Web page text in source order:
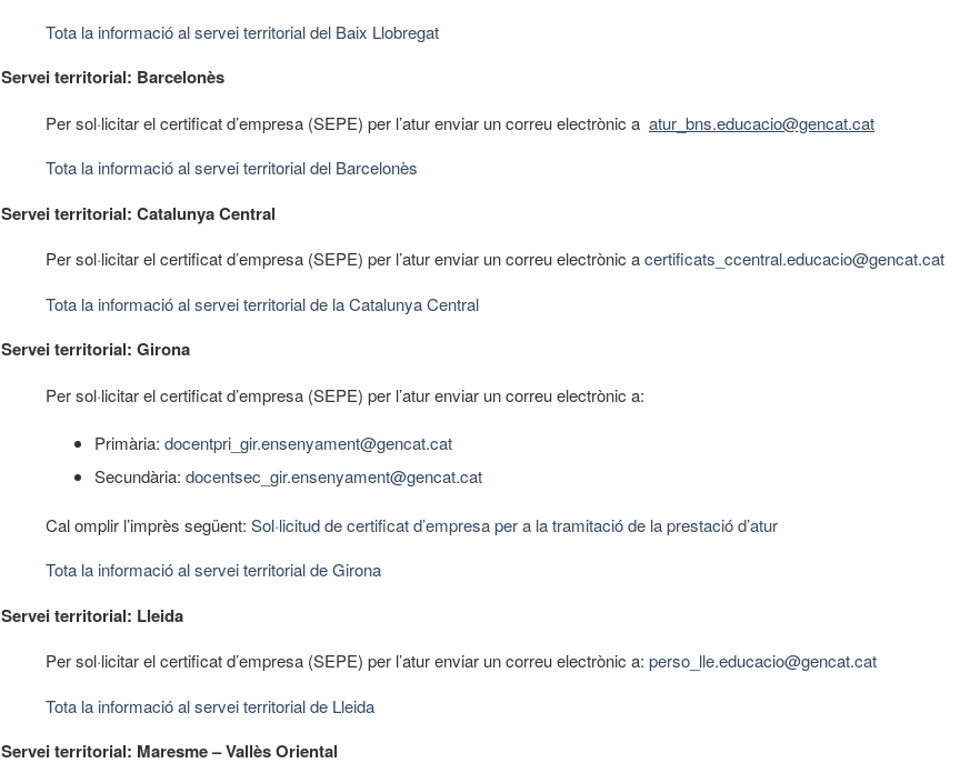
Tota la informació al servei territorial del Baix Llobregat
Servei territorial: Barcelonès
Per sol·licitar el certificat d’empresa (SEPE) per l’atur enviar un correu electrònic a atur_ bns.educacio@gencat.cat
Tota la informació al servei territorial del Barcelonès
Servei territorial: Catalunya Central
Per sol·licitar el certificat d’empresa (SEPE) per l’atur enviar un correu electrònic acertificats_ccentral.educacio@gencat.cat
Tota la informació al servei territorial de la Catalunya Central
Servei territorial: Girona
Per sol·licitar el certificat d’empresa (SEPE) per l’atur enviar un correu electrònic a:
Primària: docentpri_gir.ensenyament@gencat.cat
Secundària: docentsec_gir.ensenyament@gencat.cat
Cal omplir l’imprès següent: Sol·licitud de certificat d’empresa per a la tramitació de la prestació d’atur
Tota la informació al servei territorial de Girona
Servei territorial: Lleida
Per sol·licitar el certificat d’empresa (SEPE) per l’atur enviar un correu electrònic a: perso_lle.educacio@gencat.cat
Tota la informació al servei territorial de Lleida
Servei territorial: Maresme – Vallès Oriental